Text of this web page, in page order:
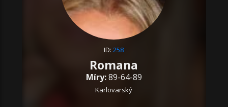
ID:258
Romana
Míry:89-64-89
Karlovarský